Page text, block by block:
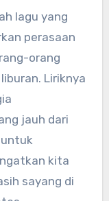
lagu yang
perasaan
orang
Liriknya
jauh dari
kita
sayang di